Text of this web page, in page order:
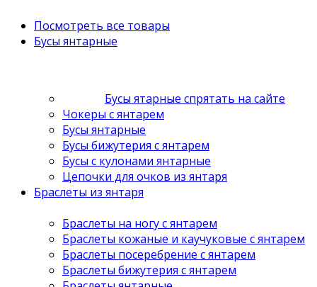
Посмотреть все товары
Бусы янтарные
Бусы ятарные спрятать на сайте
Чокеры с янтарем
Бусы янтарные
Бусы бижутерия с янтарем
Бусы с кулонами янтарные
Цепочки для очков из янтаря
Браслеты из янтаря
Браслеты на ногу с янтарем
Браслеты кожаные и каучуковые с янтарем
Браслеты посеребрение с янтарем
Браслеты бижутерия с янтарем